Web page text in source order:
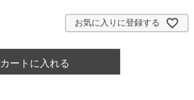
お気に入りに登録する
カートに入れる